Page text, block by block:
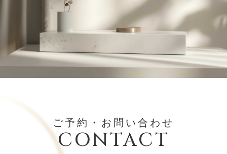
ご予約・お問い合わせ
CONTACT